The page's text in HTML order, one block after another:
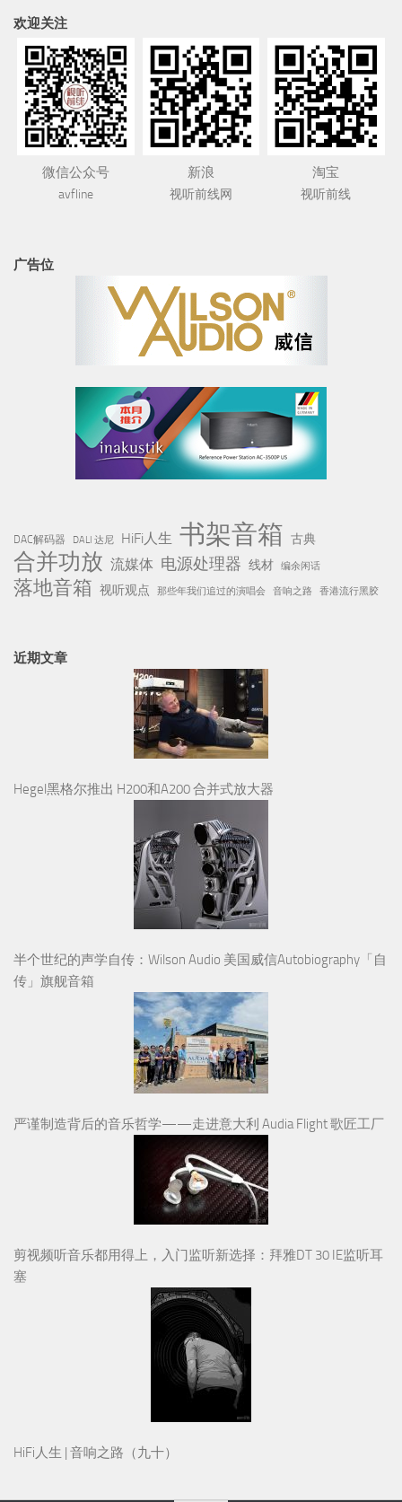
欢迎关注
微信公众号
avfline
新浪
视听前线网
淘宝
视听前线
广告位
DAC解码器 DALI 达尼 HiFi人生 书架音箱 古典
合并功放 流媒体 电源处理器 线材 编余闲话
落地音箱 视听观点 那些年我们追过的演唱会 音响之路 香港流行黑胶
近期文章
Hegel黑格尔推出 H200和A200 合并式放大器
半个世纪的声学自传：Wilson Audio 美国威信Autobiography「自
传」旗舰音箱
严谨制造背后的音乐哲学——走进意大利 Audia Flight 歌匠工厂
剪视频听音乐都用得上，入门监听新选择：拜雅DT 30 IE监听耳
塞
HiFi人生 | 音响之路（九十）